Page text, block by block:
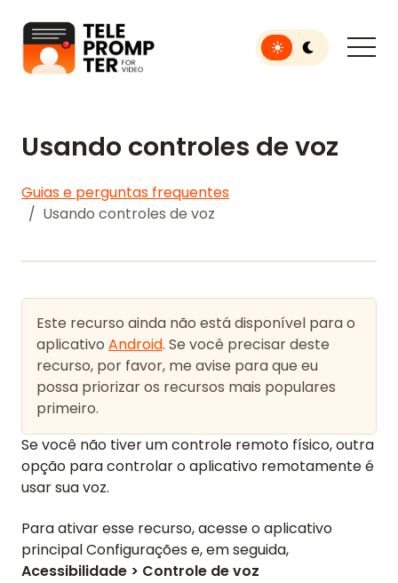
Teleprompter para vídeo
Toggle light or dark
Usando controles de voz
Guias e perguntas frequentes
Usando controles de voz
Este recurso ainda não está disponível para o
aplicativo Android. Se você precisar deste
recurso, por favor, me avise para que eu
possa priorizar os recursos mais populares
primeiro.
Se você não tiver um controle remoto físico, outra
opção para controlar o aplicativo remotamente é
usar sua voz.
Para ativar esse recurso, acesse o aplicativo
principal Configurações e, em seguida,
Acessibilidade > Controle de voz